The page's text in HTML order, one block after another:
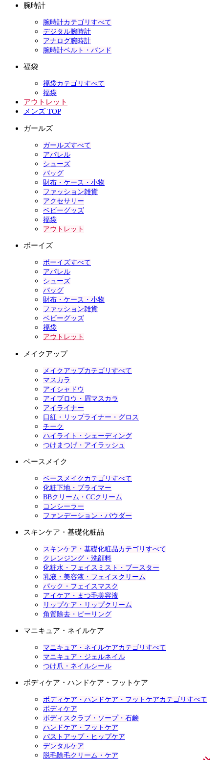
腕時計
腕時計カテゴリすべて
デジタル腕時計
アナログ腕時計
腕時計ベルト・バンド
福袋
福袋カテゴリすべて
福袋
アウトレット
メンズ TOP
ガールズ
ガールズすべて
アパレル
シューズ
バッグ
財布・ケース・小物
ファッション雑貨
アクセサリー
ベビーグッズ
福袋
アウトレット
ボーイズ
ボーイズすべて
アパレル
シューズ
バッグ
財布・ケース・小物
ファッション雑貨
ベビーグッズ
福袋
アウトレット
メイクアップ
メイクアップカテゴリすべて
マスカラ
アイシャドウ
アイブロウ・眉マスカラ
アイライナー
口紅・リップライナー・グロス
チーク
ハイライト・シェーディング
つけまつげ・アイラッシュ
ベースメイク
ベースメイクカテゴリすべて
化粧下地・プライマー
BBクリーム・CCクリーム
コンシーラー
ファンデーション・パウダー
スキンケア・基礎化粧品
スキンケア・基礎化粧品カテゴリすべて
クレンジング・洗顔料
化粧水・フェイスミスト・ブースター
乳液・美容液・フェイスクリーム
パック・フェイスマスク
アイケア・まつ毛美容液
リップケア・リップクリーム
角質除去・ピーリング
マニキュア・ネイルケア
マニキュア・ネイルケアカテゴリすべて
マニキュア・ジェルネイル
つけ爪・ネイルシール
ボディケア・ハンドケア・フットケア
ボディケア・ハンドケア・フットケアカテゴリすべて
ボディケア
ボディスクラブ・ソープ・石鹸
ハンドケア・フットケア
バストアップ・ヒップケア
デンタルケア
脱毛除毛クリーム・ケア